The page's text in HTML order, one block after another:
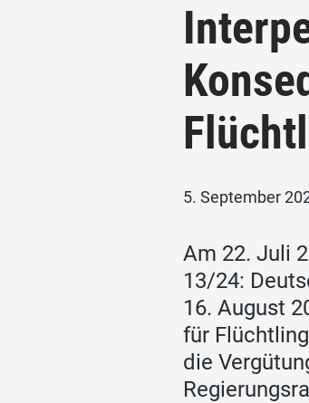
5. September
Am 22. Juli
13/24:
16. August
für
die